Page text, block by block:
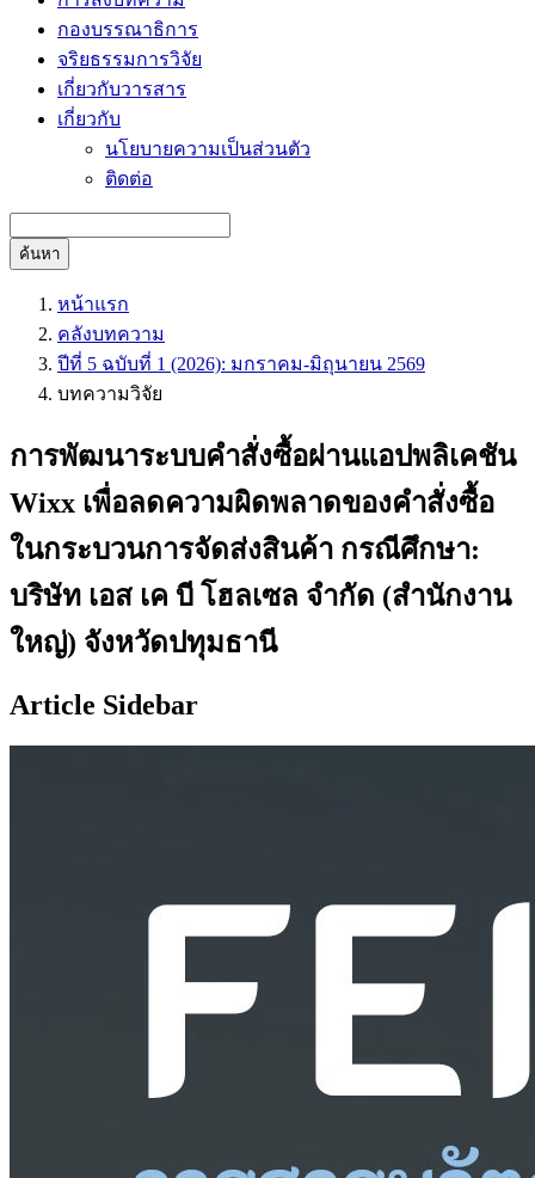
กองบรรณาธิการ
จริยธรรมการวิจัย
เกี่ยวกับวารสาร
เกี่ยวกับ
นโยบายความเป็นส่วนตัว
ติดต่อ
ค้นหา
หน้าแรก
คลังบทความ
ปีที่ 5 ฉบับที่ 1 (2026): มกราคม-มิถุนายน 2569
บทความวิจัย
การพัฒนาระบบคำสั่งซื้อผ่านแอปพลิเคชัน
Wixx เพื่อลดความผิดพลาดของคำสั่งซื้อ
ในกระบวนการจัดส่งสินค้า กรณีศึกษา:
บริษัท เอส เค บี โฮลเซล จำกัด (สำนักงาน
ใหญ่) จังหวัดปทุมธานี
Article Sidebar